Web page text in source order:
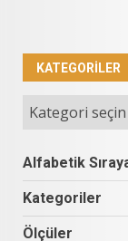
KATEGORILER
Kategoriler
Alfabetik
Kategoriler
Ölçüler